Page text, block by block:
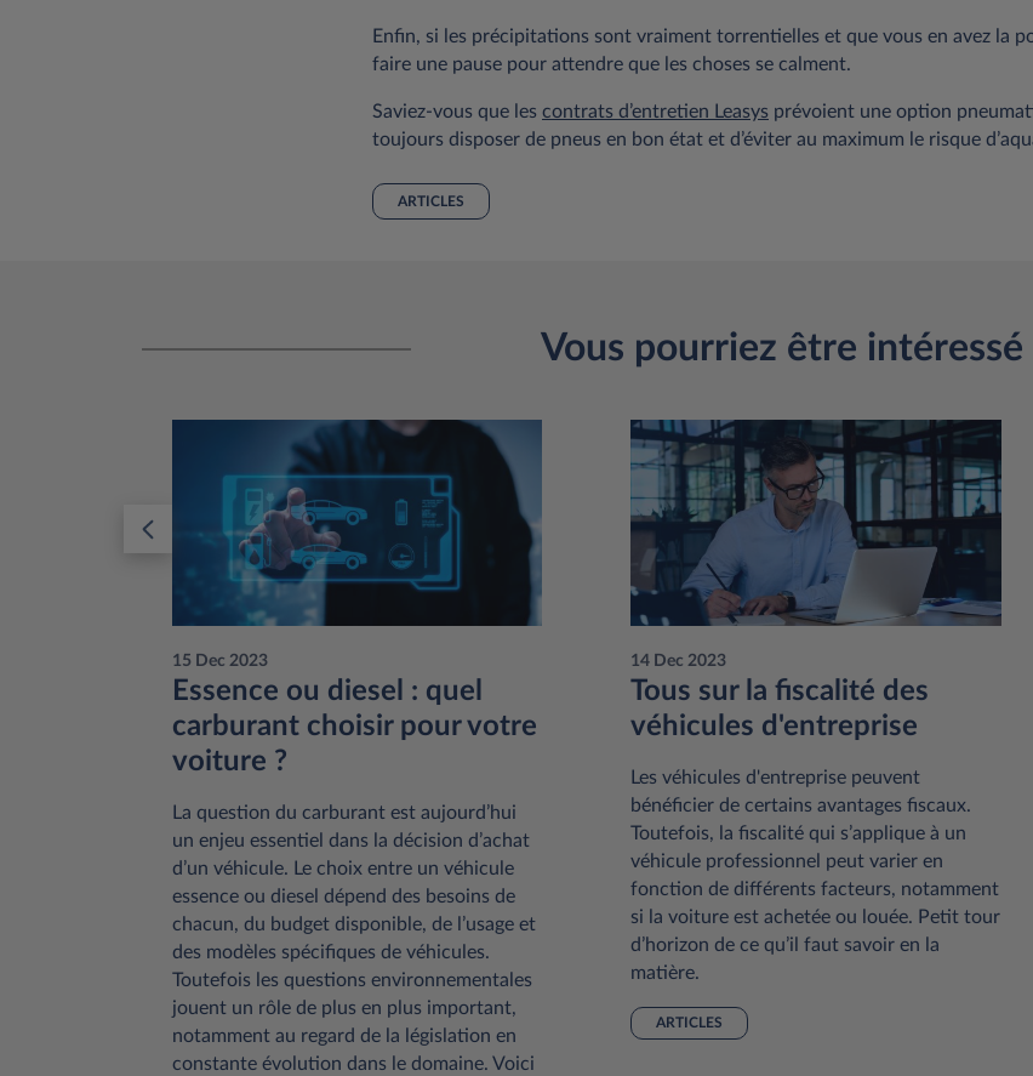
Enfin, si les précipitations sont vraiment torrentielles et que vous en avez la
faire une pause pour attendre que les choses se calment.
Saviez-vous que les contrats d’entretien Leasys prévoient une option
toujours disposer de pneus en bon état et d’éviter au maximum le risque
ARTICLES
Vous pourriez être intéressé
15 Dec 2023
Essence ou diesel : quel
carburant choisir pour votre
voiture ?
La question du carburant est aujourd’hui
un enjeu essentiel dans la décision d’achat
d’un véhicule. Le choix entre un véhicule
essence ou diesel dépend des besoins de
chacun, du budget disponible, de l’usage et
des modèles spécifiques de véhicules.
Toutefois les questions environnementales
jouent un rôle de plus en plus important,
notamment au regard de la législation en
constante évolution dans le domaine. Voici
14 Dec 2023
Tous sur la fiscalité des
véhicules d'entreprise
Les véhicules d'entreprise peuvent
bénéficier de certains avantages fiscaux.
Toutefois, la fiscalité qui s’applique à un
véhicule professionnel peut varier en
fonction de différents facteurs, notamment
si la voiture est achetée ou louée. Petit tour
d’horizon de ce qu’il faut savoir en la
matière.
ARTICLES